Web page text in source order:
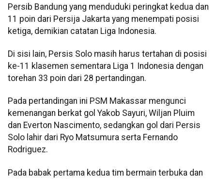
Persib Bandung yang menduduki peringkat kedua dan
11 poin dari Persija Jakarta yang menempati posisi
ketiga, demikian catatan Liga Indonesia.
Di sisi lain, Persis Solo masih harus tertahan di posisi
ke-11 klasemen sementara Liga 1 Indonesia dengan
torehan 33 poin dari 28 pertandingan.
Pada pertandingan ini PSM Makassar mengunci
kemenangan berkat gol Yakob Sayuri, Wiljan Pluim
dan Everton Nascimento, sedangkan gol dari Persis
Solo lahir dari Ryo Matsumura serta Fernando
Rodriguez.
Pada babak pertama kedua tim bermain terbuka dan